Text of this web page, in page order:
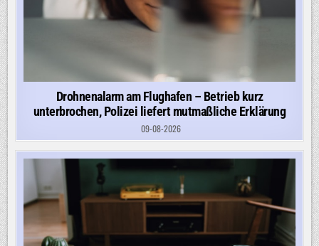
Drohnenalarm am Flughafen – Betrieb kurz
unterbrochen, Polizei liefert mutmaßliche Erklärung
09-08-2026